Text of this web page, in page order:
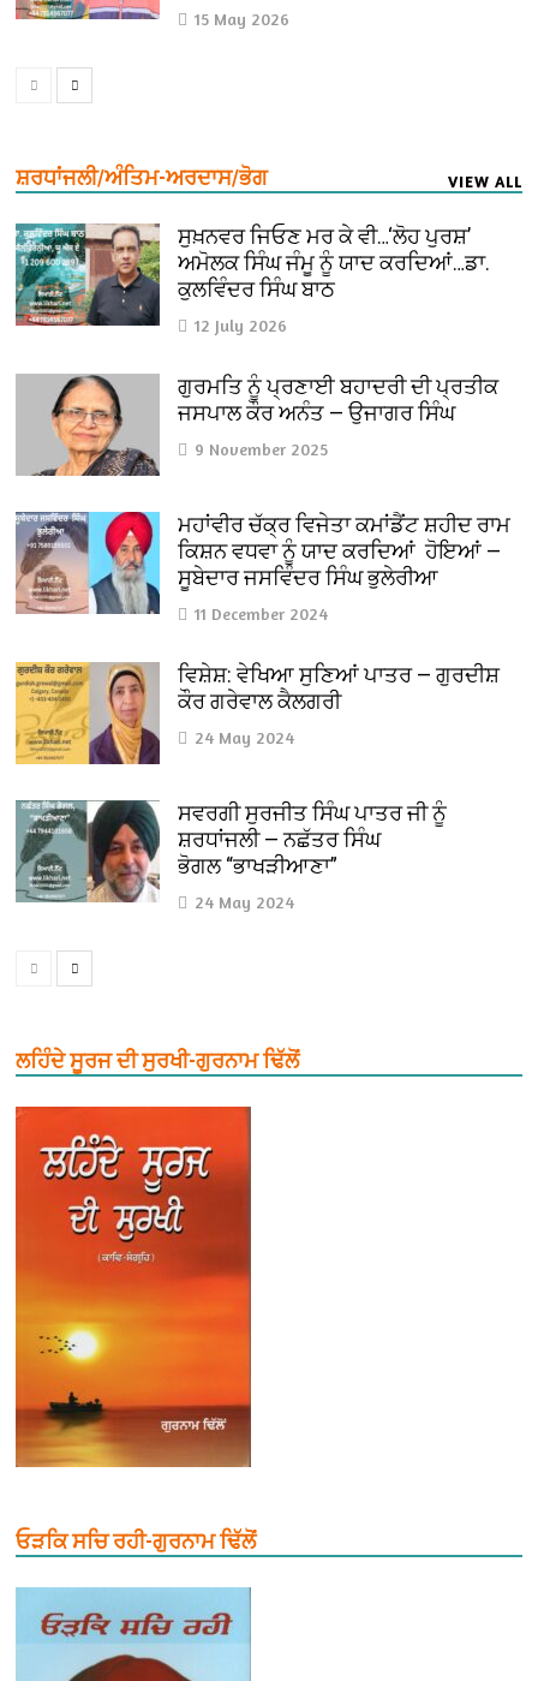
15 May 2026
ਸ਼ਰਧਾਂਜਲੀ/ਅੰਤਿਮ-ਅਰਦਾਸ/ਭੋਗ VIEW ALL
ਸੁਖ਼ਨਵਰ ਜਿਓਣ ਮਰ ਕੇ ਵੀ…‘ਲੋਹ ਪੁਰਸ਼’
ਅਮੋਲਕ ਸਿੰਘ ਜੰਮੂ ਨੂੰ ਯਾਦ ਕਰਦਿਆਂ…ਡਾ.
ਕੁਲਵਿੰਦਰ ਸਿੰਘ ਬਾਠ
12 July 2026
ਗੁਰਮਤਿ ਨੂੰ ਪ੍ਰਣਾਈ ਬਹਾਦਰੀ ਦੀ ਪ੍ਰਤੀਕ
ਜਸਪਾਲ ਕੌਰ ਅਨੰਤ — ਉਜਾਗਰ ਸਿੰਘ
9 November 2025
ਮਹਾਂਵੀਰ ਚੱਕ੍ਰ ਵਿਜੇਤਾ ਕਮਾਂਡੈਂਟ ਸ਼ਹੀਦ ਰਾਮ
ਕਿਸ਼ਨ ਵਧਵਾ ਨੂੰ ਯਾਦ ਕਰਦਿਆਂ ਹੋਇਆਂ —
ਸੂਬੇਦਾਰ ਜਸਵਿੰਦਰ ਸਿੰਘ ਭੁਲੇਰੀਆ
11 December 2024
ਵਿਸ਼ੇਸ਼: ਵੇਖਿਆ ਸੁਣਿਆਂ ਪਾਤਰ — ਗੁਰਦੀਸ਼
ਕੌਰ ਗਰੇਵਾਲ ਕੈਲਗਰੀ
24 May 2024
ਸਵਰਗੀ ਸੁਰਜੀਤ ਸਿੰਘ ਪਾਤਰ ਜੀ ਨੂੰ
ਸ਼ਰਧਾਂਜਲੀ — ਨਛੱਤਰ ਸਿੰਘ
ਭੋਗਲ “ਭਾਖੜੀਆਣਾ”
24 May 2024
ਲਹਿੰਦੇ ਸੂਰਜ ਦੀ ਸੁਰਖੀ-ਗੁਰਨਾਮ ਢਿੱਲੋਂ
ਓੜਕਿ ਸਚਿ ਰਹੀ-ਗੁਰਨਾਮ ਢਿੱਲੋਂ